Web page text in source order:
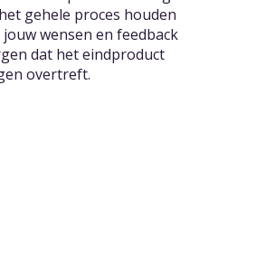
gehele proces houden
wensen en feedback
dat het eindproduct
overtreft.